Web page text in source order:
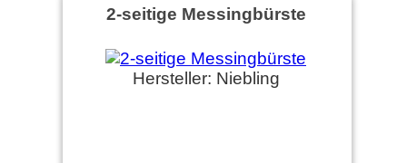
2-seitige Messingbürste
Hersteller: Niebling